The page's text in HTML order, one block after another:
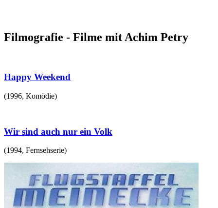
Filmografie - Filme mit Achim Petry
Happy Weekend
(1996, Komödie)
Wir sind auch nur ein Volk
(1994, Fernsehserie)